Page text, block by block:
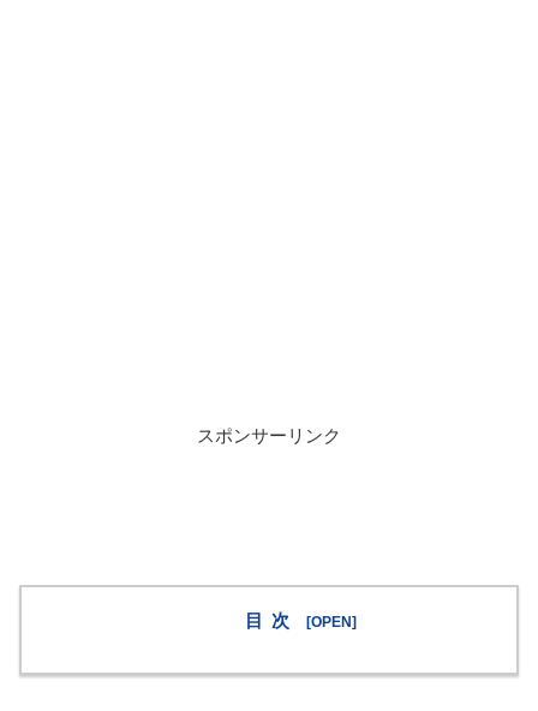
スポンサーリンク
目次